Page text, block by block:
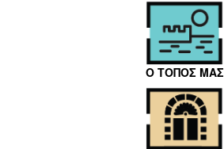
Ο ΤΟΠΟΣ ΜΑΣ